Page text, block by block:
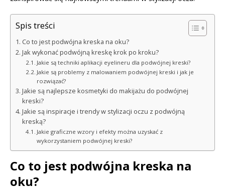
Spis treści
Co to jest podwójna kreska na oku?
Jak wykonać podwójną kreskę krok po kroku?
Jakie są techniki aplikacji eyelineru dla podwójnej kreski?
Jakie są problemy z malowaniem podwójnej kreski i jak je
rozwiązać?
Jakie są najlepsze kosmetyki do makijażu do podwójnej
kreski?
Jakie są inspiracje i trendy w stylizacji oczu z podwójną
kreską?
Jakie graficzne wzory i efekty można uzyskać z
wykorzystaniem podwójnej kreski?
Co to jest podwójna kreska na
oku?